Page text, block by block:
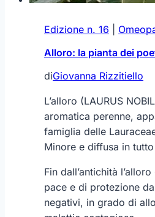
Edizione n. 16
Alloro: la pianta dei
diGiovanna Rizzitiello
L’alloro (LAURUS
aromatica perenne,
famiglia delle
Minore e diffusa in
Fin dall’antichità
pace e di protezione
negativi, in grado di